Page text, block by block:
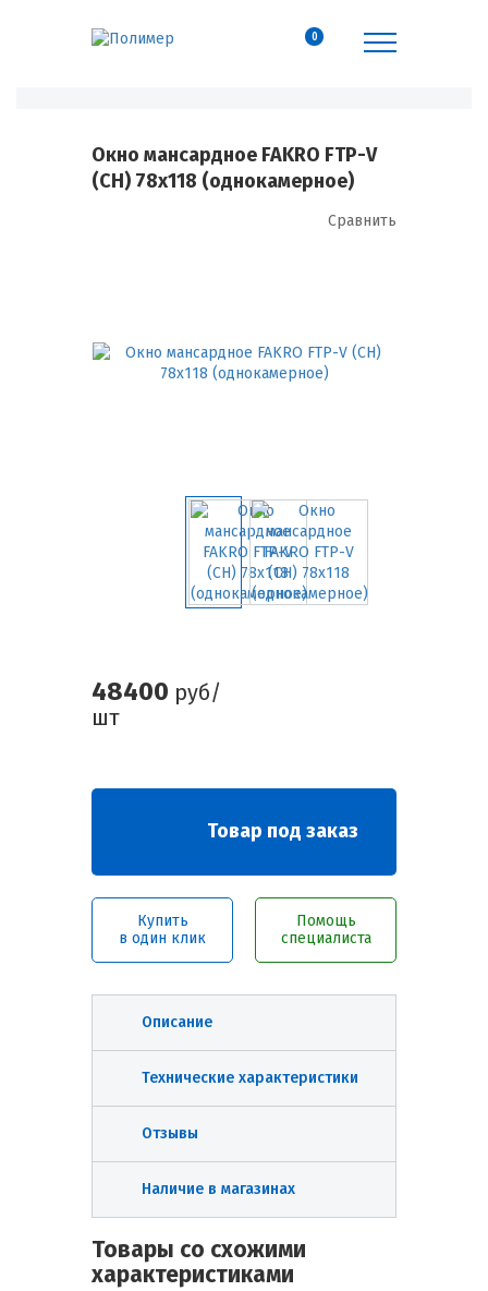
0
Окно мансардное FAKRO FTP-V
(CH) 78х118 (однокамерное)
Сравнить
48400 руб/
шт
Товар под заказ
Купить
в один клик
Помощь
специалиста
Описание
Технические характеристики
Отзывы
Наличие в магазинах
Товары со схожими
характеристиками